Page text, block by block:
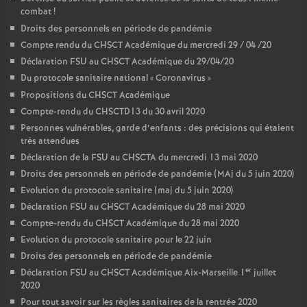
combat!
Droits des personnels en période de pandémie
Compte rendu du CHSCT Académique du mercredi 29 / 04 /20
Déclaration FSU au CHSCT Académique du 29/04/20
Du protocole sanitaire national «Coronavirus »
Propositions du CHSCT Académique
Compte-rendu du CHSCTD13 du 30 avril 2020
Personnes vulnérables, garde d’enfants : des précisions qui étaient
très attendues
Déclaration de la FSU au CHSCTA du mercredi 13 mai 2020
Droits des personnels en période de pandémie (MAj du 5 juin 2020)
Evolution du protocole sanitaire (maj du 5 juin 2020)
Déclaration FSU au CHSCT Académique du 28 mai 2020
Compte-rendu du CHSCT Académique du 28 mai 2020
Evolution du protocole sanitaire pour le 22 juin
Droits des personnels en période de pandémie
Déclaration FSU au CHSCT Académique Aix-Marseille 1 er juillet
2020
Pour tout savoir sur les règles sanitaires de la rentrée 2020